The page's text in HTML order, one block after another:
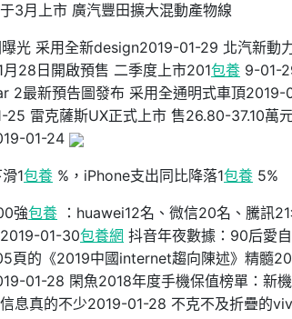
3月上市 廣汽豐田擴大混動產物線
曝光 采用全新design2019-01-29 北汽新
28日開啟預售 二季度上市201包養 9-01-
2最新預告圖發布 采用全通明式車頂
25 雷克薩斯UX正式上市 售26.80-37.10萬
01-24
1包養 %，iPhone支出同比降落1包養 5%
強包養 ：huawei12名、微信20名、騰訊
01-30包養網 抖音年夜數據：90后愛
頁的《2019中國internet趨向陳述》精髓
01-28 閑魚2018年度手機保值榜單：新
信息真的不少2019-01-28 不克不及折疊的